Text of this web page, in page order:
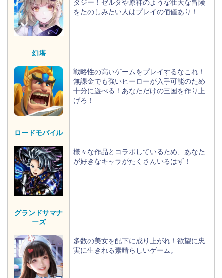
幻塔
タジー！ゼルダや原神のような壮大な冒険
をたのしみたい人はプレイの価値あり！
ロードモバイル
戦略性の高いゲームをプレイするなこれ！
無課金でも強いヒーローが入手可能のため
十分に遊べる！あなただけの王国を作り上
げろ！
グランドサマナ
ーズ
様々な作品とコラボしているため、あなた
が好きなキャラがたくさんいるはず！
多数の美女を配下に成り上がれ！欲望に忠
実に生きれる素晴らしいゲーム。